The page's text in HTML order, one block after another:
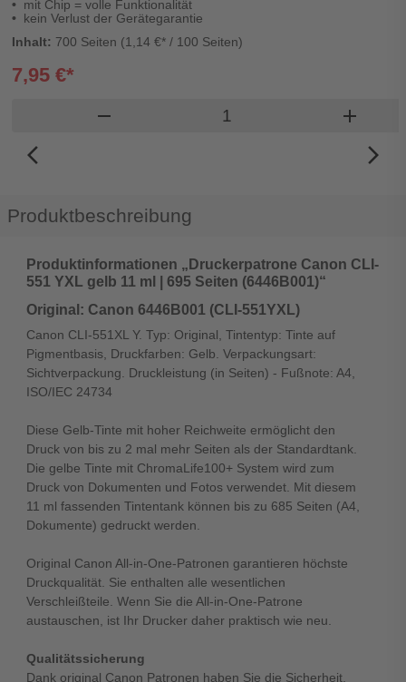
mit Chip = volle Funktionalität
kein Verlust der Gerätegarantie
Inhalt: 700 Seiten (1,14 €* / 100 Seiten)
7,95 €*
remove Produkt Warenkorb
add
arrow_back_ios_new
arrow_forward_ios
Produktbeschreibung
Produktinformationen „Druckerpatrone Canon CLI-
551 YXL gelb 11 ml | 695 Seiten (6446B001)“
Original: Canon 6446B001 (CLI-551YXL)
Canon CLI-551XL Y. Typ: Original, Tintentyp: Tinte auf
Pigmentbasis, Druckfarben: Gelb. Verpackungsart:
Sichtverpackung. Druckleistung (in Seiten) - Fußnote: A4,
ISO/IEC 24734
Diese Gelb-Tinte mit hoher Reichweite ermöglicht den
Druck von bis zu 2 mal mehr Seiten als der Standardtank.
Die gelbe Tinte mit ChromaLife100+ System wird zum
Druck von Dokumenten und Fotos verwendet. Mit diesem
11 ml fassenden Tintentank können bis zu 685 Seiten (A4,
Dokumente) gedruckt werden.
Original Canon All-in-One-Patronen garantieren höchste
Druckqualität. Sie enthalten alle wesentlichen
Verschleißteile. Wenn Sie die All-in-One-Patrone
austauschen, ist Ihr Drucker daher praktisch wie neu.
Qualitätssicherung
Dank original Canon Patronen haben Sie die Sicherheit,